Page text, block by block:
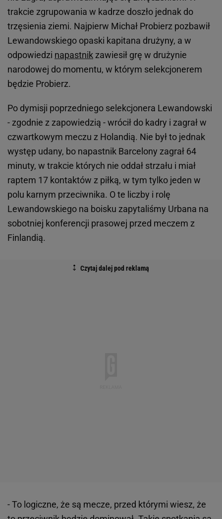
trakcie zgrupowania w kadrze doszło jednak do
trzęsienia ziemi. Najpierw Michał Probierz pozbawił
Lewandowskiego opaski kapitana drużyny, a w
odpowiedzi napastnik zawiesił grę w drużynie
narodowej do momentu, w którym selekcjonerem
będzie Probierz.
Po dymisji poprzedniego selekcjonera Lewandowski
- zgodnie z zapowiedzią - wrócił do kadry i zagrał w
czwartkowym meczu z Holandią. Nie był to jednak
występ udany, bo napastnik Barcelony zagrał 64
minuty, w trakcie których nie oddał strzału i miał
raptem 17 kontaktów z piłką, w tym tylko jeden w
polu karnym przeciwnika. O te liczby i rolę
Lewandowskiego na boisku zapytaliśmy Urbana na
sobotniej konferencji prasowej przed meczem z
Finlandią.
- To logiczne, że są mecze, przed którymi wiesz, że